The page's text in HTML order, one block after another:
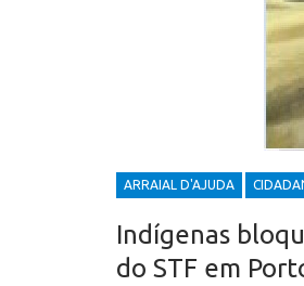
ARRAIAL D'AJUDA
Indígenas
do STF em